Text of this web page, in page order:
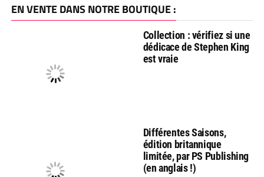
EN VENTE DANS NOTRE BOUTIQUE :
Collection : vérifiez si une
dédicace de Stephen King
est vraie
Différentes Saisons,
édition britannique
limitée, par PS Publishing
(en anglais !)